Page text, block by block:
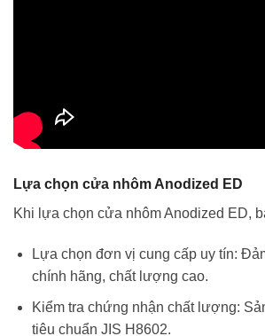
Lựa chọn cửa nhôm Anodized ED
Khi lựa chọn cửa nhôm Anodized ED,
Lựa chọn đơn vị cung cấp uy tín:
chính hãng, chất lượng cao.
Kiểm tra chứng nhận chất lượng:
tiêu chuẩn JIS H8602.